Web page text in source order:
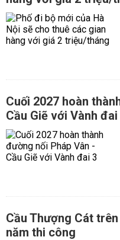
Cuối 2027 hoàn
Cầu Giẽ với Vành đai
Cầu Thượng Cát
năm thi công